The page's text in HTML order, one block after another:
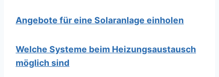
Angebote für eine Solaranlage einholen
Welche Systeme beim Heizungsaustausch
möglich sind